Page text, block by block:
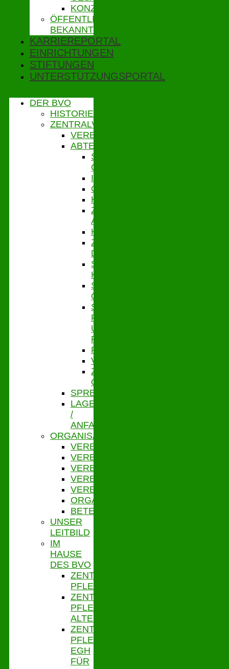
KONZERNBETRIEBSRAT
ÖFFENTLICHE
BEKANNTMACHUNGEN
KARRIEREPORTAL
EINRICHTUNGEN
STIFTUNGEN
UNTERSTÜTZUNGSPORTAL
DER BVO
HISTORIE
ZENTRALVERWALTUNG
VERBANDSGESCHÄFTSFÜHRUNG
ABTEILUNGEN
STABSSTELLE
CONTROLLING
IT
GEBÄUDEMANAGEMENT
HAUSHALT
ZENTRALES
ABRECHNUNGSMANAGEMENT
HYGIENEMANAGEMENT
ZENTRALE
DIENSTE
STABSSTELLE
KASSENAUFSICHT
STABSSTELLE
ÖFFENTLICHKEITSARBEIT
STABSSTELLE
FÖRDER-
UND
PROJEKTMANAGEMENT
PERSONAL
VERBANDSSTEUERUNG
ZENTRALES
QUALITÄTSMANAGEMENT
SPRECHZEITEN
LAGE
/
ANFAHRT
ORGANISATION
VERBANDSVORSITZ
VERBANDSGESCHÄFTSFÜHRUNG
VERBANDSVERSAMMLUNG
VERBANDSAUSSCHUSS
VERBANDSORDNUNG
ORGANIGRAMM
BETEILIGUNGEN
UNSER
LEITBILD
IM
HAUSE
DES BVO
ZENTRALE
PFLEGESATZSTELLE
ZENTRALE
PFLEGESATZSTELLE
ALTENHILFE
ZENTRALE
PFLEGESATZSTELLE
EGH
FÜR